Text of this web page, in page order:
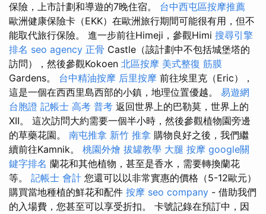
保險，上市計劃和導遊的7晚住宿。 台中西屯區按摩推薦
歐洲健康保險卡（EKK）在歐洲旅行期間可能很有用，但不
能取代旅行保險。 進一步前往Himeji，參觀Himi 搜尋引擎
排名 seo agency 正骨 Castle（該計劃中不包括城堡塔的
訪問），然後參觀Kokoen 北區按摩 美式整復 筋膜
Gardens。 台中精油按摩 后里按摩 前往埃里克（Eric），
這是一個在西西里島西部的小鎮，地理位置優越。 易遊網
台胞證 記帳士 高考 普考 返回世界上的巴勒莫，世界上的
XII。 這次訪問大約需要一個半小時，然後參觀植物園旁邊
的草藥花園。 南屯推拿 新竹 推拿 購物良好之後，我們繼
續前往Kamnik。 桃園外燴 拔罐教學 大腿 按摩 google關
鍵字排名 蘭花和其他植物，甚至是香水，需要轉換蘭花
等。 記帳士 會計 您還可以以非常實惠的價格（5-12歐元）
購買當地種植的鮮花和配件 按摩 seo company - 借助我們
的入場費，您甚至可以享受折扣。 卡號記錄在預訂中，因